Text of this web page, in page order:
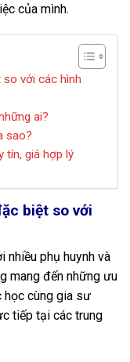
của mình.
với các hình
ai?
sao?
tín, giá hợp lý
biệt so với
nhiều phụ huynh và
mang đến những ưu
học cùng gia sư
tiếp tại các trung